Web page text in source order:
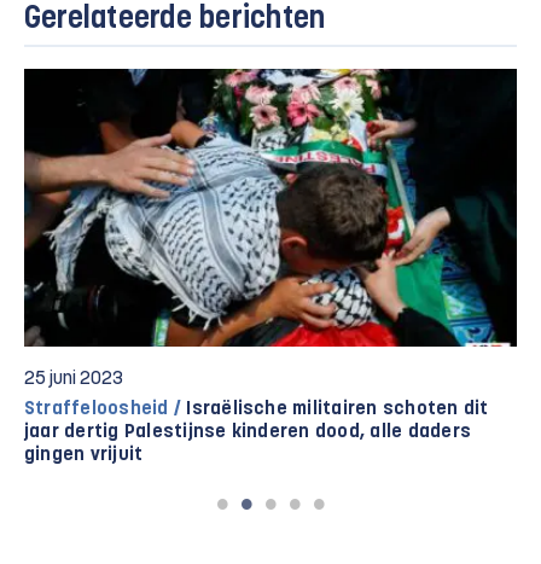
Gerelateerde berichten
25 juni 2023
Straffeloosheid / Israëlische militairen schoten dit
jaar dertig Palestijnse kinderen dood, alle daders
gingen vrijuit